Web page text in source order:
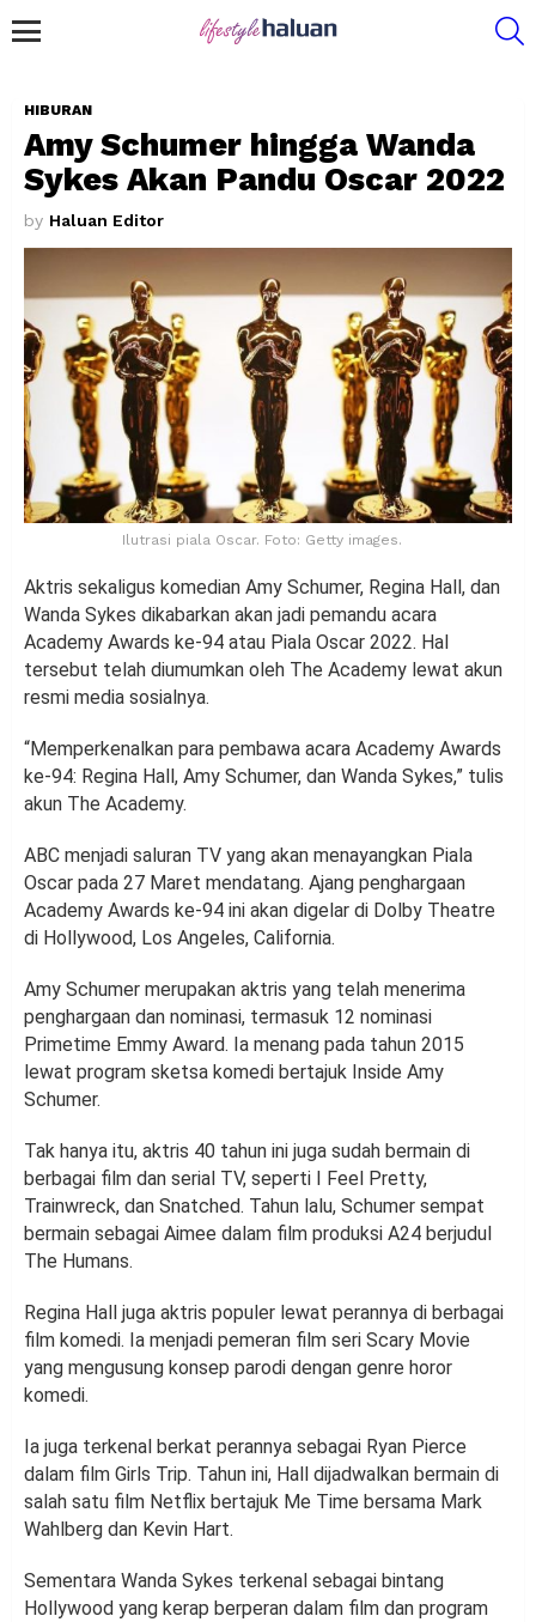
HIBURAN
Amy Schumer hingga Wanda
Sykes Akan Pandu Oscar 2022
by Haluan Editor
Ilutrasi piala Oscar. Foto: Getty images.
Aktris sekaligus komedian Amy Schumer, Regina Hall, dan
Wanda Sykes dikabarkan akan jadi pemandu acara
Academy Awards ke-94 atau Piala Oscar 2022. Hal
tersebut telah diumumkan oleh The Academy lewat akun
resmi media sosialnya.
“Memperkenalkan para pembawa acara Academy Awards
ke-94: Regina Hall, Amy Schumer, dan Wanda Sykes,” tulis
akun The Academy.
ABC menjadi saluran TV yang akan menayangkan Piala
Oscar pada 27 Maret mendatang. Ajang penghargaan
Academy Awards ke-94 ini akan digelar di Dolby Theatre
di Hollywood, Los Angeles, California.
Amy Schumer merupakan aktris yang telah menerima
penghargaan dan nominasi, termasuk 12 nominasi
Primetime Emmy Award. Ia menang pada tahun 2015
lewat program sketsa komedi bertajuk Inside Amy
Schumer.
Tak hanya itu, aktris 40 tahun ini juga sudah bermain di
berbagai film dan serial TV, seperti I Feel Pretty,
Trainwreck, dan Snatched. Tahun lalu, Schumer sempat
bermain sebagai Aimee dalam film produksi A24 berjudul
The Humans.
Regina Hall juga aktris populer lewat perannya di berbagai
film komedi. Ia menjadi pemeran film seri Scary Movie
yang mengusung konsep parodi dengan genre horor
komedi.
Ia juga terkenal berkat perannya sebagai Ryan Pierce
dalam film Girls Trip. Tahun ini, Hall dijadwalkan bermain di
salah satu film Netflix bertajuk Me Time bersama Mark
Wahlberg dan Kevin Hart.
Sementara Wanda Sykes terkenal sebagai bintang
Hollywood yang kerap berperan dalam film dan program